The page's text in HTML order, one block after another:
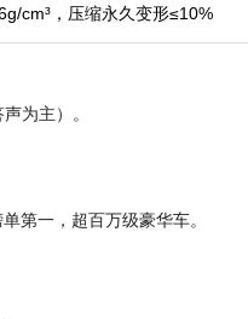
cm³，压缩永久变形≤10%
为主）。
第一，超百万级豪华车。